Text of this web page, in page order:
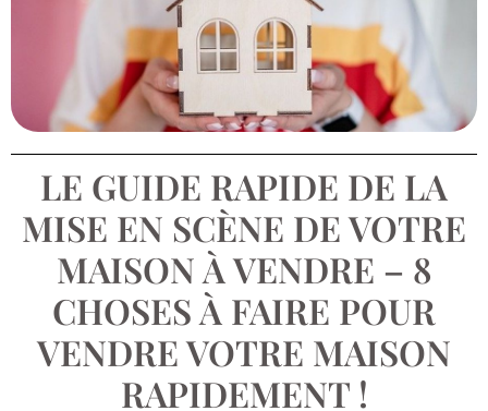
LE GUIDE RAPIDE DE LA
MISE EN SCÈNE DE VOTRE
MAISON À VENDRE – 8
CHOSES À FAIRE POUR
VENDRE VOTRE MAISON
RAPIDEMENT !